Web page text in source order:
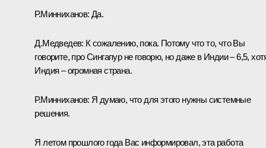
Р.Минниханов: Да.
Д.Медведев: К сожалению, пока. Потому что то, что Вы
говорите, про Сингапур не говорю, но даже в Индии – 6,5,
Индия – огромная страна.
Р.Минниханов: Я думаю, что для этого нужны системные
решения.
Я летом прошлого года Вас информировал, эта работа